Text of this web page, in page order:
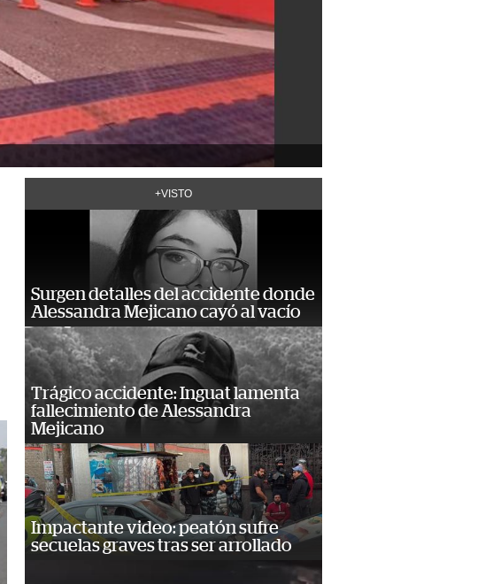
+VISTO
Surgen detalles del accidente donde
Alessandra Mejicano cayó al vacío
Trágico accidente: Inguat lamenta
fallecimiento de Alessandra
Mejicano
Impactante video: peatón sufre
secuelas graves tras ser arrollado